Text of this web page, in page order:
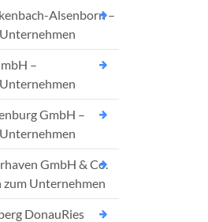
Alsenborn –
–
GmbH –
GmbH & Co.
Unternehmen
DonauRies